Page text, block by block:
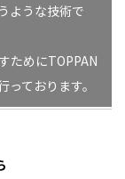
ような技術で
ためにTOPPAN
ております。